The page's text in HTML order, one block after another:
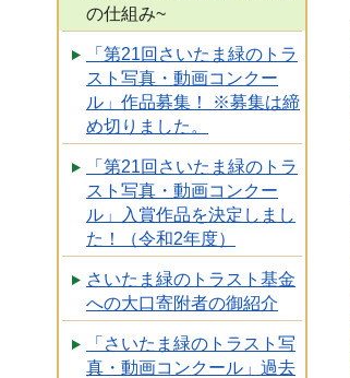
の仕組み~
「第21回さいたま緑のトラ
スト写真・動画コンクー
ル」作品募集！ ※募集は締
め切りました。
「第21回さいたま緑のトラ
スト写真・動画コンクー
ル」入賞作品を決定しまし
た！（令和2年度）
さいたま緑のトラスト基金
への大口寄附者の御紹介
「さいたま緑のトラスト写
真・動画コンクール」過去